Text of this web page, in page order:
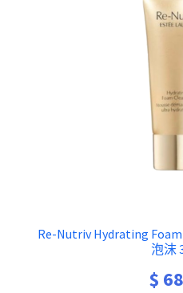
Re-Nutriv Hydrating
泡沫
$